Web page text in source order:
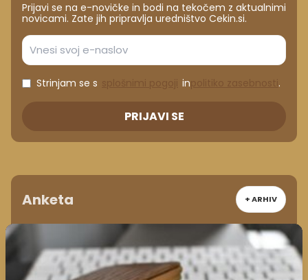
Prijavi se na e-novičke in bodi na tekočem z aktualnimi
novicami. Zate jih pripravlja uredništvo Cekin.si.
Strinjam se s in .
PRIJAVI SE
Anketa + ARHIV